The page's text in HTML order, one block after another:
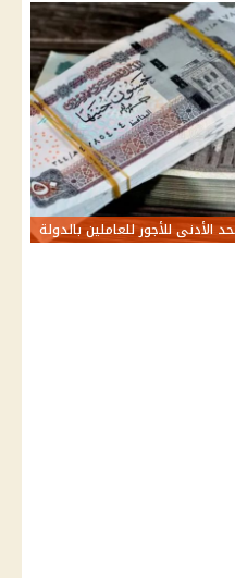
الأدنى للأجور للعاملين بالدولة